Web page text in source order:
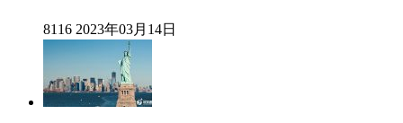
8116 2023年03月14日